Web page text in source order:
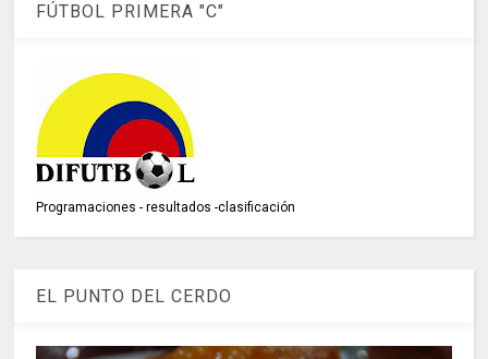
FÚTBOL PRIMERA "C"
Programaciones - resultados -clasificación
EL PUNTO DEL CERDO